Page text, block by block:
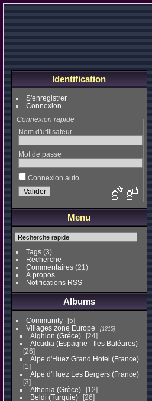
Identification
S'enregistrer
Connexion
Connexion rapide
Nom d'utilisateur
Mot de passe
Connexion auto
Menu
Tags(3)
Recherche
Commentaires(21)
À propos
Notifications RSS
Albums
Community
5
Villages zone Europe
1215
Aighion (Gréce)
24
Alcudia (Espagne - Iles Baléares)
26
Alpe d'Huez Grand Hotel (France)
1
Alpe d'Huez Les Bergers (France)
3
Athenia (Grèce)
12
Beldi (Turquie)
26